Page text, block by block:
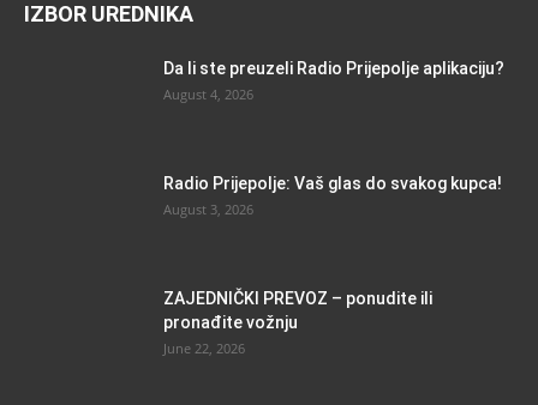
IZBOR UREDNIKA
Da li ste preuzeli Radio Prijepolje aplikaciju?
August 4, 2026
Radio Prijepolje: Vaš glas do svakog kupca!
August 3, 2026
ZAJEDNIČKI PREVOZ – ponudite ili
pronađite vožnju
June 22, 2026